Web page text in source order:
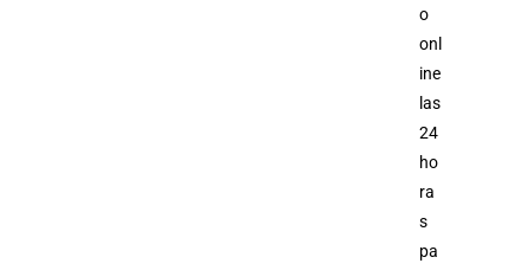
o
onl
ine
las
24
ho
ra
s
pa